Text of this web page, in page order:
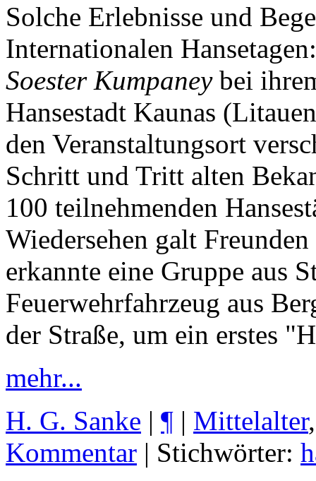
Solche Erlebnisse und
Internationalen
Soester Kumpaneybei
Hansestadt Kaunas
den Veranstaltungsort
Schritt und Tritt alten
100 teilnehmenden
Wiedersehen galt
erkannte eine Gruppe aus
Feuerwehrfahrzeug aus
der Straße, um ein erstes
mehr...
H. G. Sanke | ¶ | Mittelalter
Kommentar | Stichwörter: